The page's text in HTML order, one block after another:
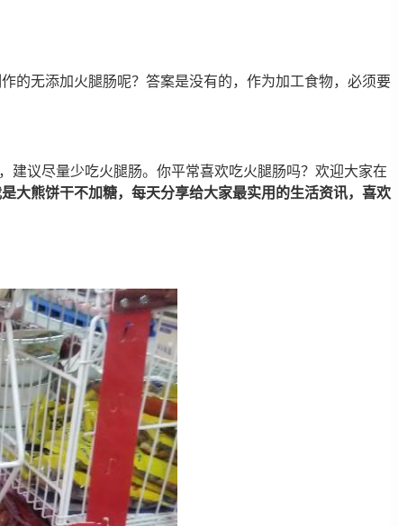
的无添加火腿肠呢？答案是没有的，作为加工食物，必须要
建议尽量少吃火腿肠。你平常喜欢吃火腿肠吗？欢迎大家在
大熊饼干不加糖，每天分享给大家最实用的生活资讯，喜欢